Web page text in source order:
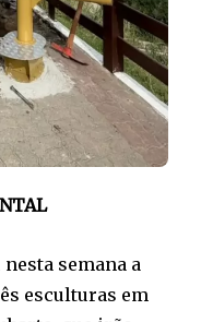
semana a
esculturas em